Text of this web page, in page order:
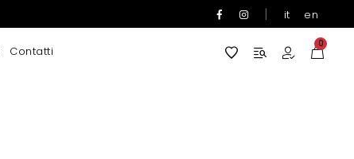
| it en
Contatti
0